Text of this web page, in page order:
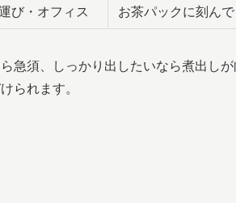
び・オフィス お茶パックに刻んで
急須、しっかり出したいなら煮出し
られます。